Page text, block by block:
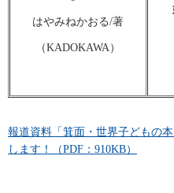
はやみねかおる/著
（KADOKAWA）
報道資料「箕面・世界子どもの
します！（PDF：910KB）